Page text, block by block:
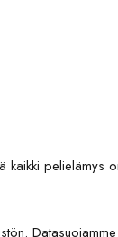
kaikki pelielämys